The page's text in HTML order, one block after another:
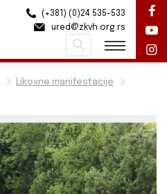
Likovne manifestacije
(+381) (0)24 535-533
ured@zkvh.org.rs
Pretraži